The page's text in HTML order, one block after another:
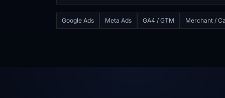
Google Ads Meta Ads GA4 / GTM Merchant /